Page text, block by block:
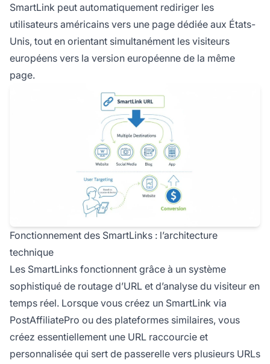
SmartLink peut automatiquement rediriger les
utilisateurs américains vers une page dédiée aux États-
Unis, tout en orientant simultanément les visiteurs
européens vers la version européenne de la même
page.
Fonctionnement des SmartLinks : l’architecture
technique
Les SmartLinks fonctionnent grâce à un système
sophistiqué de routage d’URL et d’analyse du visiteur en
temps réel. Lorsque vous créez un SmartLink via
PostAffiliatePro ou des plateformes similaires, vous
créez essentiellement une URL raccourcie et
personnalisée qui sert de passerelle vers plusieurs URLs